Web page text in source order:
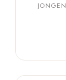
JONGEN